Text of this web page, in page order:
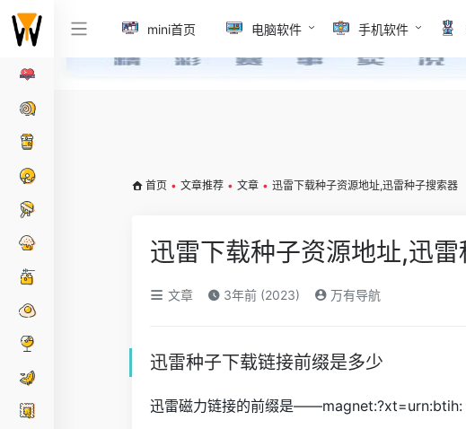
mini首页 电脑软件 手机软件
首页 • 文章推荐 • 文章 • 迅雷下载种子资源地址,迅雷种子搜索器
迅雷下载种子资源地址,迅
文章 3年前 (2023) 万有导航
迅雷种子下载链接前缀是多少
迅雷磁力链接的前缀是——magnet:?xt=urn:btih: